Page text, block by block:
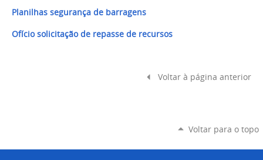
Planilhas segurança de barragens
Ofício solicitação de repasse de recursos
Voltar à página anterior
Voltar para o topo